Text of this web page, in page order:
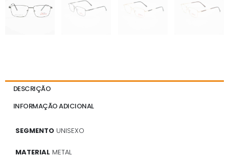
DESCRIÇÃO
INFORMAÇÃO ADICIONAL
SEGMENTO UNISEXO
MATERIAL METAL